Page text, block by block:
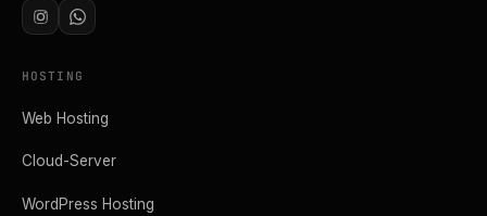
HOSTING
Web Hosting
Cloud-Server
WordPress Hosting